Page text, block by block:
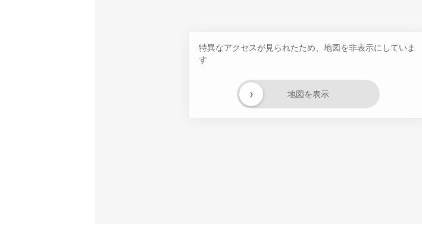
特異なアクセスが見られたため、地図を非表示にしていま
す
地図を表示
›